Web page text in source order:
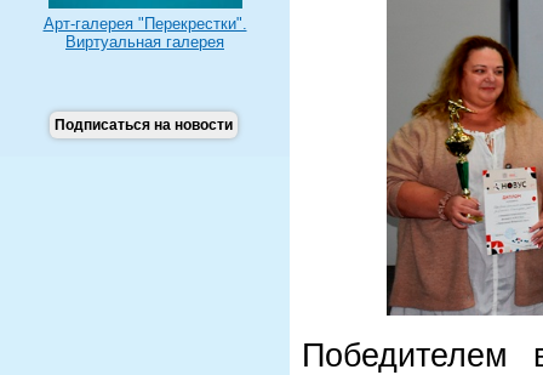
Арт-галерея "Перекрестки".
Виртуальная галерея
Подписаться на новости
Победителем